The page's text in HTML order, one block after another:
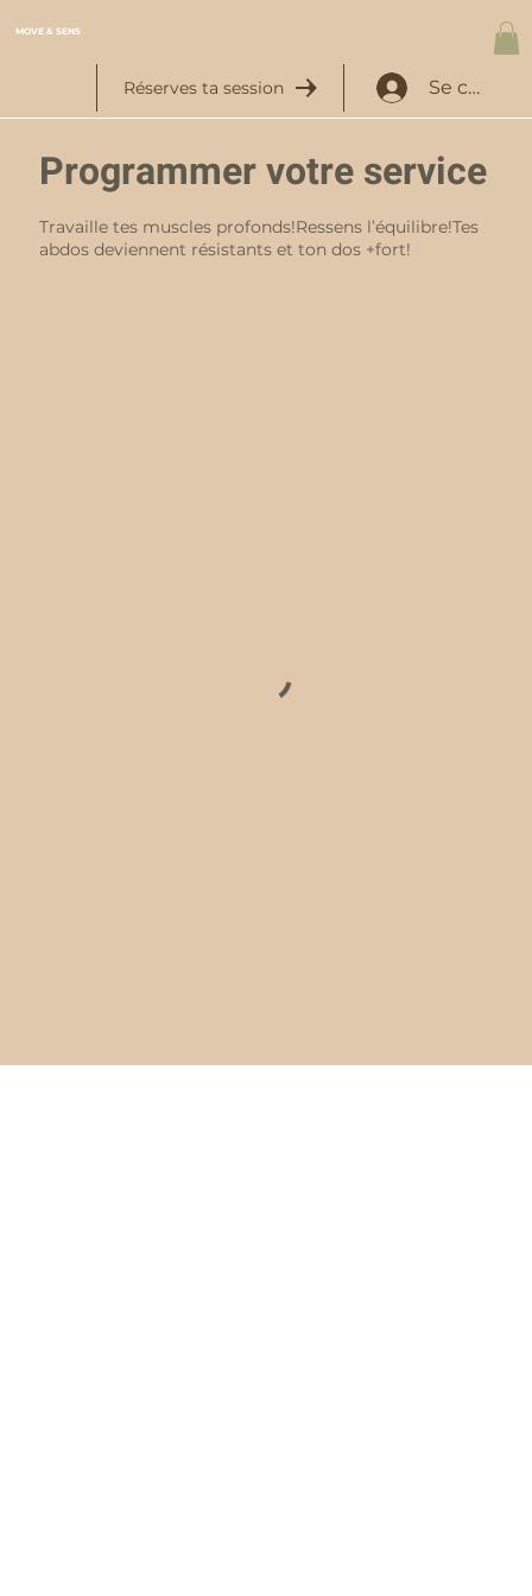
MOVE & SENS
Réserves ta session Se
Programmer votre service
Travaille tes muscles profonds!Ressens l’équilibre!Tes
abdos deviennent résistants et ton dos +fort!